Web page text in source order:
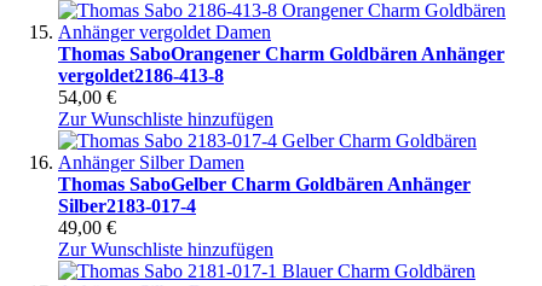
Thomas SaboOrangener Charm Goldbären Anhänger
vergoldet2186-413-8
54,00 €
Zur Wunschliste hinzufügen
Thomas SaboGelber Charm Goldbären Anhänger
Silber2183-017-4
49,00 €
Zur Wunschliste hinzufügen